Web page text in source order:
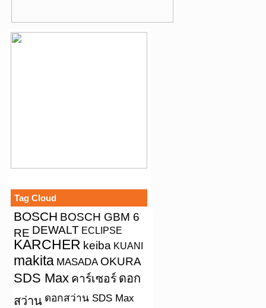
Tag Cloud
BOSCH BOSCH GBM 6
RE DEWALT ECLIPSE
KARCHER keiba KUANI
makita MASADA OKURA
SDS Max คาร์เซอร์ ดอก
สว่าน ดอกสว่าน SDS Max